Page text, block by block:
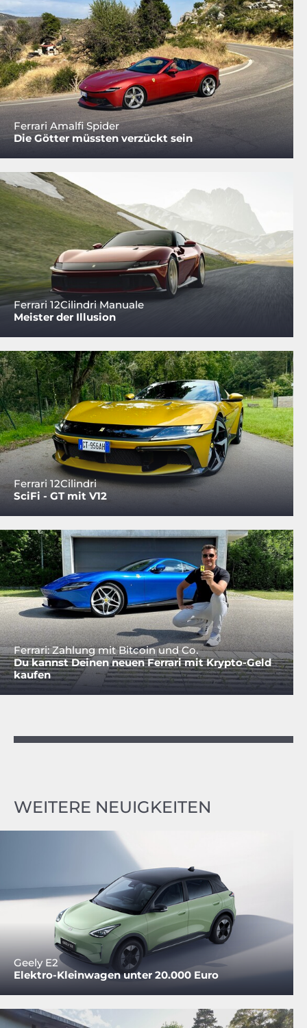
Ferrari Amalfi Spider
Die Götter müssten verzückt sein
Ferrari 12Cilindri Manuale
Meister der Illusion
Ferrari 12Cilindri
SciFi - GT mit V12
Ferrari: Zahlung mit Bitcoin und Co.
Du kannst Deinen neuen Ferrari mit Krypto-Geld
kaufen
WEITERE NEUIGKEITEN
Geely E2
Elektro-Kleinwagen unter 20.000 Euro